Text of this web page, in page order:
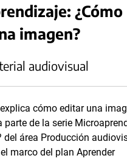
¿Cómo
imagen?
audiovisual
cómo editar una
parte de la serie
del área Producción
marco del plan Aprender